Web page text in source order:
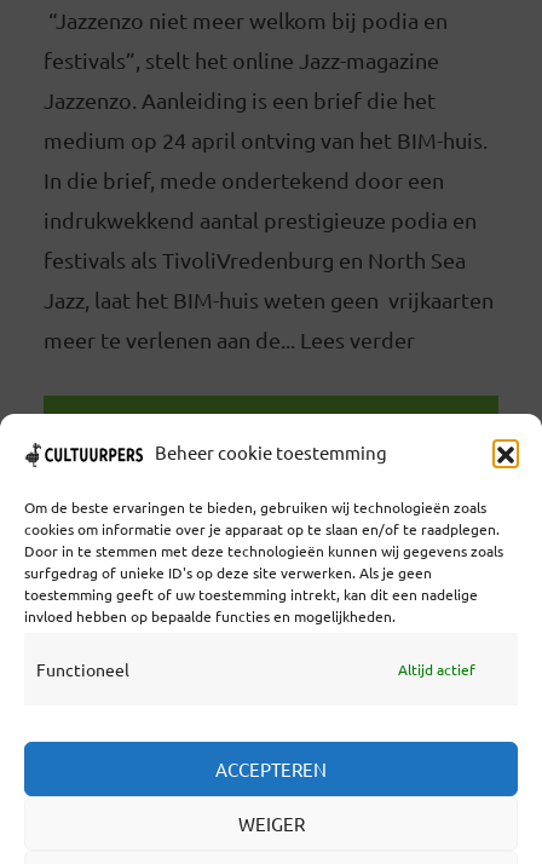
Beheer cookie toestemming
Om de beste ervaringen te bieden, gebruiken wij technologieën zoals
cookies om informatie over je apparaat op te slaan en/of te raadplegen.
Door in te stemmen met deze technologieën kunnen wij gegevens zoals
surfgedrag of unieke ID's op deze site verwerken. Als je geen
toestemming geeft of uw toestemming intrekt, kan dit een nadelige
invloed hebben op bepaalde functies en mogelijkheden.
Functioneel Altijd actief
ACCEPTEREN
WEIGER
“Jazzenzo niet meer welkom bij podia en
festivals”, stelt het online Jazz-magazine
Jazzenzo. Aanleiding is een brief die het
medium op 24 april ontving van het BIM-huis.
In die brief, mede ondertekend door een
indrukwekkend aantal prestigieuze podia en
festivals als TivoliVredenburg en North Sea
Jazz, laat het BIM-huis weten geen vrijkaarten
meer te verlenen aan de... Lees verder
Coöperatief Cultureel Persbureau U.A. | Salzburg 29 |
3524KS Utrecht | KvK: 55573592 |Btw: